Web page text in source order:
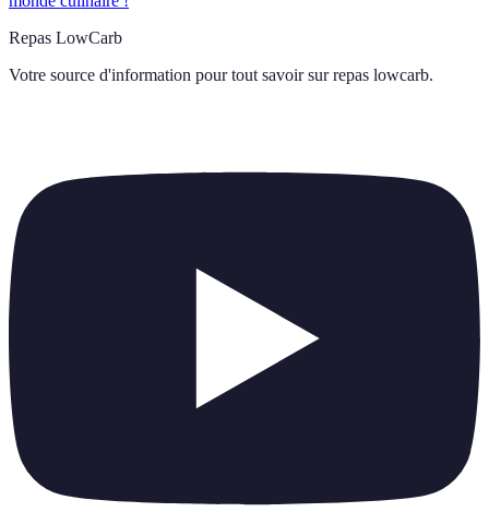
Repas LowCarb
Votre source d'information pour tout savoir sur repas lowcarb.